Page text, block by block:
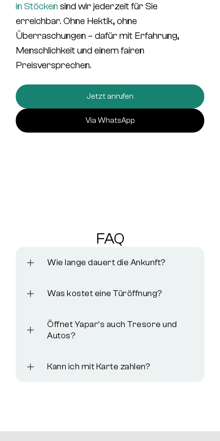
in Stöckensind wir jederzeit für Sie
erreichbar.Ohne Hektik, ohne
Überraschungen – dafür mit Erfahrung,
Menschlichkeit und einem fairen
Preisversprechen.
Jetzt anrufen
Via WhatsApp
FAQ
Wie lange dauert die Ankunft?
Was kostet eine Türöffnung?
Öffnet Yapar‘s auch Tresore und
Autos?
Kann ich mit Karte zahlen?